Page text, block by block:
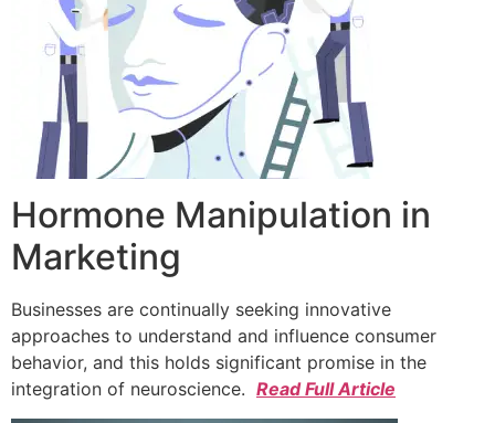
Hormone Manipulation in
Marketing
Businesses are continually seeking innovative
approaches to understand and influence consumer
behavior, and this holds significant promise in the
integration of neuroscience. Read Full Article